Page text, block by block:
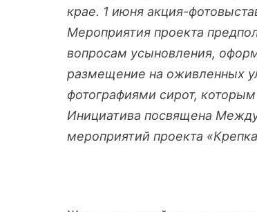
крае. 1 июня акция-
Мероприятия проекта
вопросам усыновления,
размещение на оживленных
фотографиями сирот,
Инициатива посвящена
мероприятий проекта